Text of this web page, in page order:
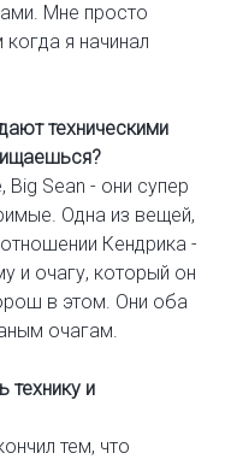
Мне просто
я начинал
техническими
Big Sean - они супер
Одна из вещей,
Кендрика -
и очагу, который он
в этом. Они оба
очагам.
технику и
тем, что